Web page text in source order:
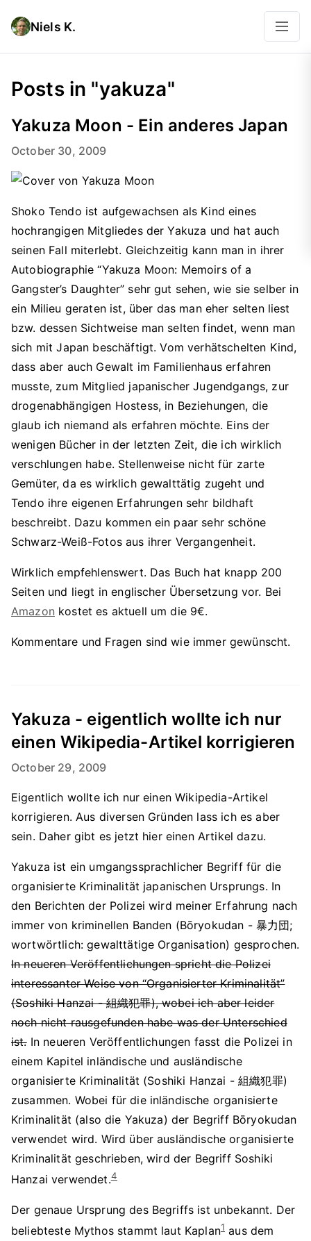
Niels K.
Posts in "yakuza"
Yakuza Moon - Ein anderes Japan
October 30, 2009
Shoko Tendo ist aufgewachsen als Kind eines
hochrangigen Mitgliedes der Yakuza und hat auch
seinen Fall miterlebt. Gleichzeitig kann man in ihrer
Autobiographie “Yakuza Moon: Memoirs of a
Gangster’s Daughter” sehr gut sehen, wie sie selber in
ein Milieu geraten ist, über das man eher selten liest
bzw. dessen Sichtweise man selten findet, wenn man
sich mit Japan beschäftigt. Vom verhätschelten Kind,
dass aber auch Gewalt im Familienhaus erfahren
musste, zum Mitglied japanischer Jugendgangs, zur
drogenabhängigen Hostess, in Beziehungen, die
glaub ich niemand als erfahren möchte. Eins der
wenigen Bücher in der letzten Zeit, die ich wirklich
verschlungen habe. Stellenweise nicht für zarte
Gemüter, da es wirklich gewalttätig zugeht und
Tendo ihre eigenen Erfahrungen sehr bildhaft
beschreibt. Dazu kommen ein paar sehr schöne
Schwarz-Weiß-Fotos aus ihrer Vergangenheit.
Wirklich empfehlenswert. Das Buch hat knapp 200
Seiten und liegt in englischer Übersetzung vor. Bei
Amazon kostet es aktuell um die 9€.
Kommentare und Fragen sind wie immer gewünscht.
Yakuza - eigentlich wollte ich nur
einen Wikipedia-Artikel korrigieren
October 29, 2009
Eigentlich wollte ich nur einen Wikipedia-Artikel
korrigieren. Aus diversen Gründen lass ich es aber
sein. Daher gibt es jetzt hier einen Artikel dazu.
Yakuza ist ein umgangssprachlicher Begriff für die
organisierte Kriminalität japanischen Ursprungs. In
den Berichten der Polizei wird meiner Erfahrung nach
immer von kriminellen Banden (Bōryokudan - 暴力団;
wortwörtlich: gewalttätige Organisation) gesprochen.
In neueren Veröffentlichungen spricht die Polizei
interessanter Weise von “Organisierter Kriminalität”
(Soshiki Hanzai - 組織犯罪), wobei ich aber leider
noch nicht rausgefunden habe was der Unterschied
ist.In neueren Veröffentlichungen fasst die Polizei in
einem Kapitel inländische und ausländische
organisierte Kriminalität (Soshiki Hanzai - 組織犯罪)
zusammen. Wobei für die inländische organisierte
Kriminalität (also die Yakuza) der Begriff Bōryokudan
verwendet wird. Wird über ausländische organisierte
Kriminalität geschrieben, wird der Begriff Soshiki
Hanzai verwendet.4
Der genaue Ursprung des Begriffs ist unbekannt. Der
beliebteste Mythos stammt laut Kaplan1 aus dem